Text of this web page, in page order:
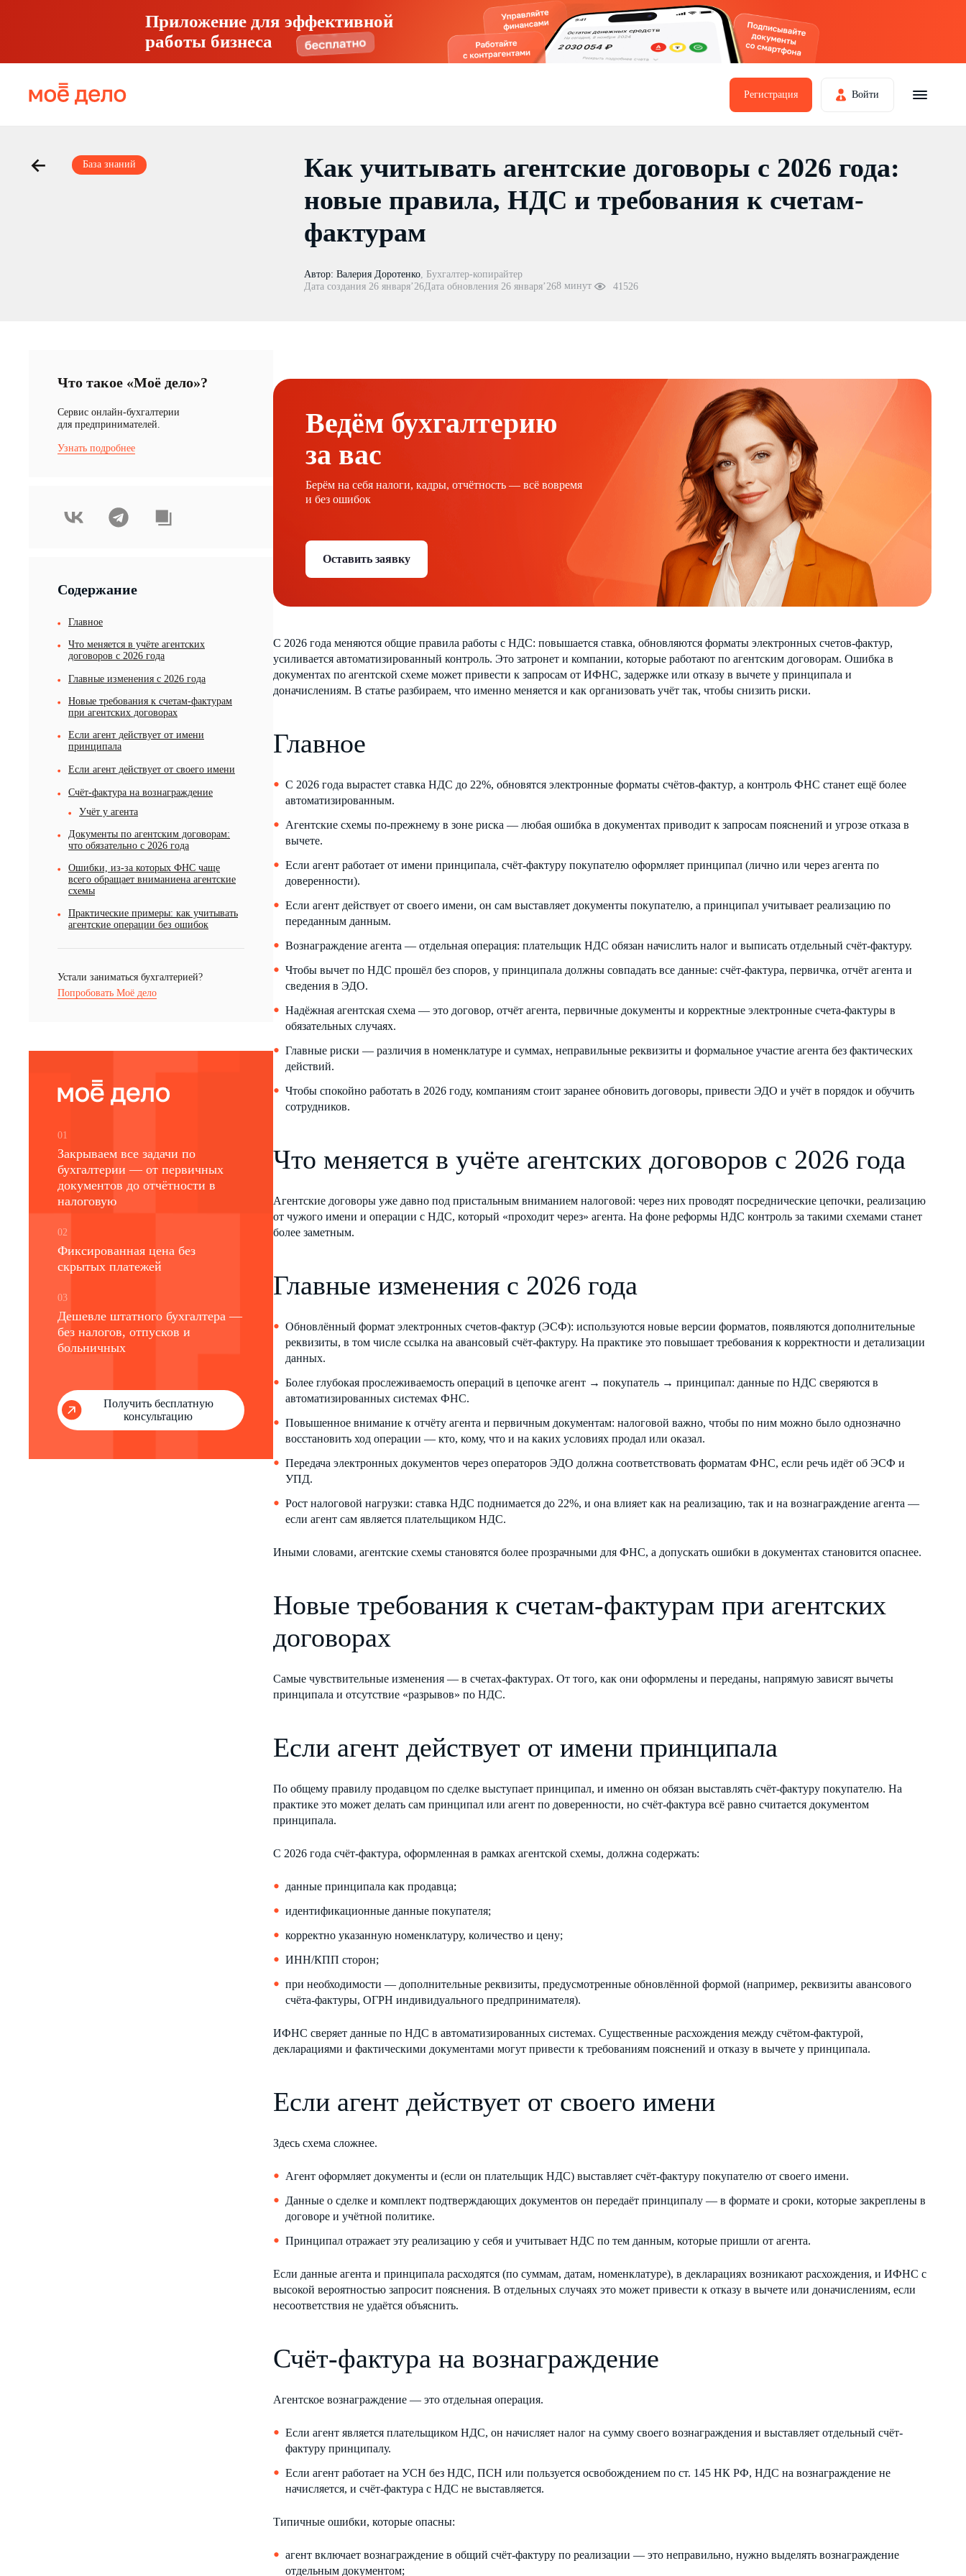
Приложение для эффективной
работы бизнеса
Регистрация Войти
База знаний
Как учитывать агентские договоры с 2026 года:
новые правила, НДС и требования к счетам-
фактурам
Автор: Валерия Доротенко, Бухгалтер-копирайтер
Дата создания 26 января’26Дата обновления 26 января’268 минут 41526
Что такое «Моё дело»?
Cервис онлайн-бухгалтерии
для предпринимателей.
Узнать подробнее
Содержание
Главное
Что меняется в учёте агентских
договоров с 2026 года
Главные изменения с 2026 года
Новые требования к счетам-фактурам
при агентских договорах
Если агент действует от имени
принципала
Если агент действует от своего имени
Счёт-фактура на вознаграждение
Учёт у агента
Документы по агентским договорам:
что обязательно с 2026 года
Ошибки, из-за которых ФНС чаще
всего обращает вниманиена агентские
схемы
Практические примеры: как учитывать
агентские операции без ошибок
Устали заниматься бухгалтерией?
Попробовать Моё дело
01
Закрываем все задачи по
бухгалтерии — от первичных
документов до отчётности в
налоговую
02
Фиксированная цена без
скрытых платежей
03
Дешевле штатного бухгалтера —
без налогов, отпусков и
больничных
Получить бесплатную
консультацию
Ведём бухгалтерию
за вас
Берём на себя налоги, кадры, отчётность — всё вовремя
и без ошибок
Оставить заявку
С 2026 года меняются общие правила работы с НДС: повышается ставка, обновляются форматы электронных счетов-фактур,
усиливается автоматизированный контроль. Это затронет и компании, которые работают по агентским договорам. Ошибка в
документах по агентской схеме может привести к запросам от ИФНС, задержке или отказу в вычете у принципала и
доначислениям. В статье разбираем, что именно меняется и как организовать учёт так, чтобы снизить риски.
Главное
С 2026 года вырастет ставка НДС до 22%, обновятся электронные форматы счётов-фактур, а контроль ФНС станет ещё более
автоматизированным.
Агентские схемы по-прежнему в зоне риска — любая ошибка в документах приводит к запросам пояснений и угрозе отказа в
вычете.
Если агент работает от имени принципала, счёт-фактуру покупателю оформляет принципал (лично или через агента по
доверенности).
Если агент действует от своего имени, он сам выставляет документы покупателю, а принципал учитывает реализацию по
переданным данным.
Вознаграждение агента — отдельная операция: плательщик НДС обязан начислить налог и выписать отдельный счёт-фактуру.
Чтобы вычет по НДС прошёл без споров, у принципала должны совпадать все данные: счёт-фактура, первичка, отчёт агента и
сведения в ЭДО.
Надёжная агентская схема — это договор, отчёт агента, первичные документы и корректные электронные счета-фактуры в
обязательных случаях.
Главные риски — различия в номенклатуре и суммах, неправильные реквизиты и формальное участие агента без фактических
действий.
Чтобы спокойно работать в 2026 году, компаниям стоит заранее обновить договоры, привести ЭДО и учёт в порядок и обучить
сотрудников.
Что меняется в учёте агентских договоров с 2026 года
Агентские договоры уже давно под пристальным вниманием налоговой: через них проводят посреднические цепочки, реализацию
от чужого имени и операции с НДС, который «проходит через» агента. На фоне реформы НДС контроль за такими схемами станет
более заметным.
Главные изменения с 2026 года
Обновлённый формат электронных счетов-фактур (ЭСФ): используются новые версии форматов, появляются дополнительные
реквизиты, в том числе ссылка на авансовый счёт-фактуру. На практике это повышает требования к корректности и детализации
данных.
Более глубокая прослеживаемость операций в цепочке агент → покупатель → принципал: данные по НДС сверяются в
автоматизированных системах ФНС.
Повышенное внимание к отчёту агента и первичным документам: налоговой важно, чтобы по ним можно было однозначно
восстановить ход операции — кто, кому, что и на каких условиях продал или оказал.
Передача электронных документов через операторов ЭДО должна соответствовать форматам ФНС, если речь идёт об ЭСФ и
УПД.
Рост налоговой нагрузки: ставка НДС поднимается до 22%, и она влияет как на реализацию, так и на вознаграждение агента —
если агент сам является плательщиком НДС.
Иными словами, агентские схемы становятся более прозрачными для ФНС, а допускать ошибки в документах становится опаснее.
Новые требования к счетам-фактурам при агентских
договорах
Самые чувствительные изменения — в счетах-фактурах. От того, как они оформлены и переданы, напрямую зависят вычеты
принципала и отсутствие «разрывов» по НДС.
Если агент действует от имени принципала
По общему правилу продавцом по сделке выступает принципал, и именно он обязан выставлять счёт-фактуру покупателю. На
практике это может делать сам принципал или агент по доверенности, но счёт-фактура всё равно считается документом
принципала.
С 2026 года счёт-фактура, оформленная в рамках агентской схемы, должна содержать:
данные принципала как продавца;
идентификационные данные покупателя;
корректно указанную номенклатуру, количество и цену;
ИНН/КПП сторон;
при необходимости — дополнительные реквизиты, предусмотренные обновлённой формой (например, реквизиты авансового
счёта-фактуры, ОГРН индивидуального предпринимателя).
ИФНС сверяет данные по НДС в автоматизированных системах. Существенные расхождения между счётом-фактурой,
декларациями и фактическими документами могут привести к требованиям пояснений и отказу в вычете у принципала.
Если агент действует от своего имени
Здесь схема сложнее.
Агент оформляет документы и (если он плательщик НДС) выставляет счёт-фактуру покупателю от своего имени.
Данные о сделке и комплект подтверждающих документов он передаёт принципалу — в формате и сроки, которые закреплены в
договоре и учётной политике.
Принципал отражает эту реализацию у себя и учитывает НДС по тем данным, которые пришли от агента.
Если данные агента и принципала расходятся (по суммам, датам, номенклатуре), в декларациях возникают расхождения, и ИФНС с
высокой вероятностью запросит пояснения. В отдельных случаях это может привести к отказу в вычете или доначислениям, если
несоответствия не удаётся объяснить.
Счёт-фактура на вознаграждение
Агентское вознаграждение — это отдельная операция.
Если агент является плательщиком НДС, он начисляет налог на сумму своего вознаграждения и выставляет отдельный счёт-
фактуру принципалу.
Если агент работает на УСН без НДС, ПСН или пользуется освобождением по ст. 145 НК РФ, НДС на вознаграждение не
начисляется, и счёт-фактура с НДС не выставляется.
Типичные ошибки, которые опасны:
агент включает вознаграждение в общий счёт-фактуру по реализации — это неправильно, нужно выделять вознаграждение
отдельным документом;